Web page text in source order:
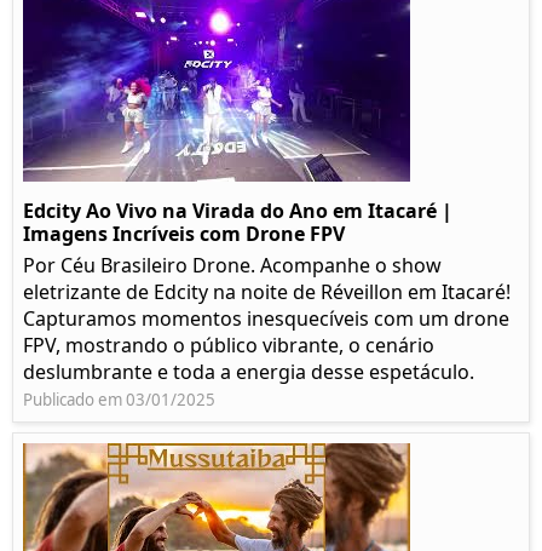
Edcity Ao Vivo na Virada do Ano em Itacaré |
Imagens Incríveis com Drone FPV
Por Céu Brasileiro Drone. Acompanhe o show
eletrizante de Edcity na noite de Réveillon em Itacaré!
Capturamos momentos inesquecíveis com um drone
FPV, mostrando o público vibrante, o cenário
deslumbrante e toda a energia desse espetáculo.
Publicado em 03/01/2025